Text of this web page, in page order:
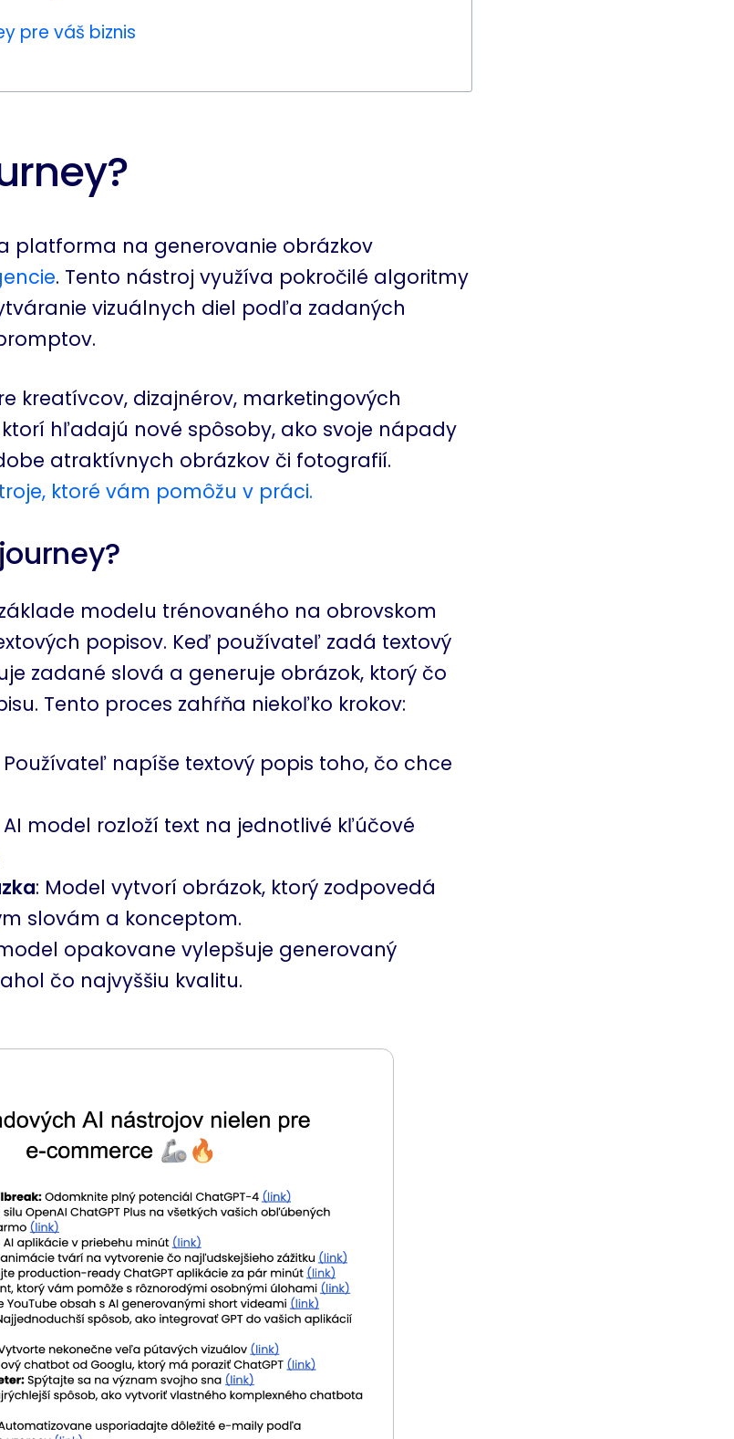
pre váš biznis
platforma na generovanie obrázkov
. Tento nástroj využíva pokročilé algoritmy
vizuálnych diel podľa zadaných
kreatívcov, dizajnérov, marketingových
hľadajú nové spôsoby, ako svoje nápady
atraktívnych obrázkov či fotografií.
ktoré vám pomôžu v práci.
modelu trénovaného na obrovskom
popisov. Keď používateľ zadá textový
zadané slová a generuje obrázok, ktorý čo
Tento proces zahŕňa niekoľko krokov:
Používateľ napíše textový popis toho, čo chce
AI model rozloží text na jednotlivé kľúčové
: Model vytvorí obrázok, ktorý zodpovedá
slovám a konceptom.
opakovane vylepšuje generovaný
čo najvyššiu kvalitu.